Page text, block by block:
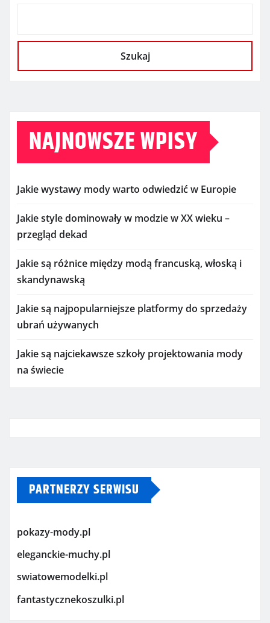
Szukaj
NAJNOWSZE WPISY
Jakie wystawy mody warto odwiedzić w Europie
Jakie style dominowały w modzie w XX wieku –
przegląd dekad
Jakie są różnice między modą francuską, włoską i
skandynawską
Jakie są najpopularniejsze platformy do sprzedaży
ubrań używanych
Jakie są najciekawsze szkoły projektowania mody
na świecie
PARTNERZY SERWISU
pokazy-mody.pl
eleganckie-muchy.pl
swiatowemodelki.pl
fantastycznekoszulki.pl